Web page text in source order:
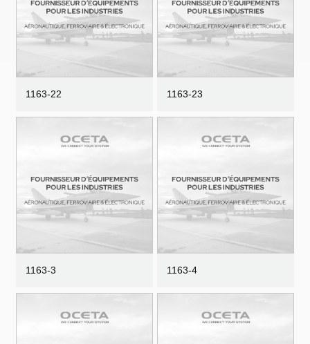
1163-22 1163-23
1163-3 1163-4